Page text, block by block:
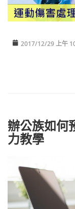
2017/12/29 上午
辦公族如何
力教學